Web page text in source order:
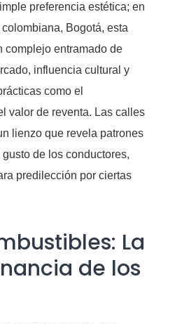
preferencia estética; en
Bogotá, esta
complejo entramado de
influencia cultural y
como el
valor de reventa. Las calles
lienzo que revela patrones
de los conductores,
predilección por ciertas
La
de los